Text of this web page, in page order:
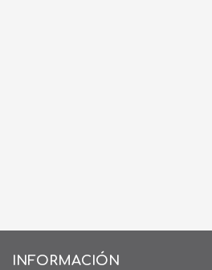
INFORMACIÓN